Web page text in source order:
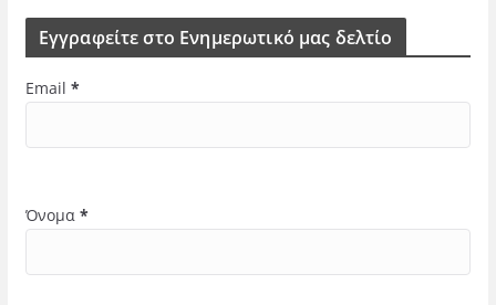
Εγγραφείτε στο Ενημερωτικό μας δελτίο
Email *
Όνομα *